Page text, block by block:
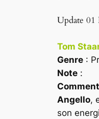
Update 01
Tom
Genre :
Note :
Angello,
son